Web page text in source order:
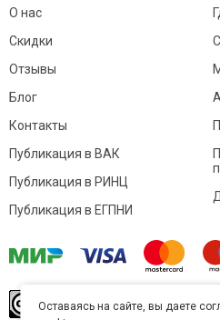
О нас
Скидки
Отзывы
Блог
Контакты
Публикация в ВАК
Публикация в РИНЦ
Публикация в ЕГПНИ
произведение
Оставаясь на сайте, вы даете